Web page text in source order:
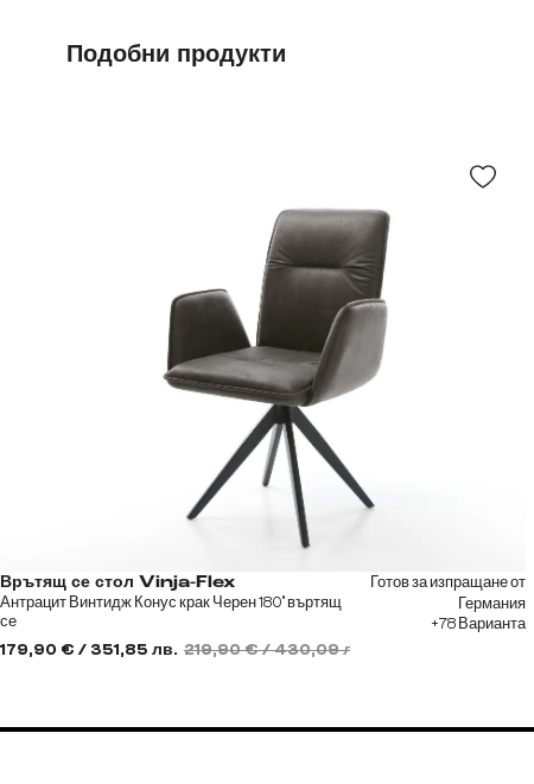
Подобни продукти
Врътящ се стол Vinja-Flex
Антрацит Винтидж Конус крак Черен 180° въртящ
се
179,90 € / 351,85 лв. 219,90 € / 430,09 лв.
Готов за изпращане от
Германия
+78 Варианта